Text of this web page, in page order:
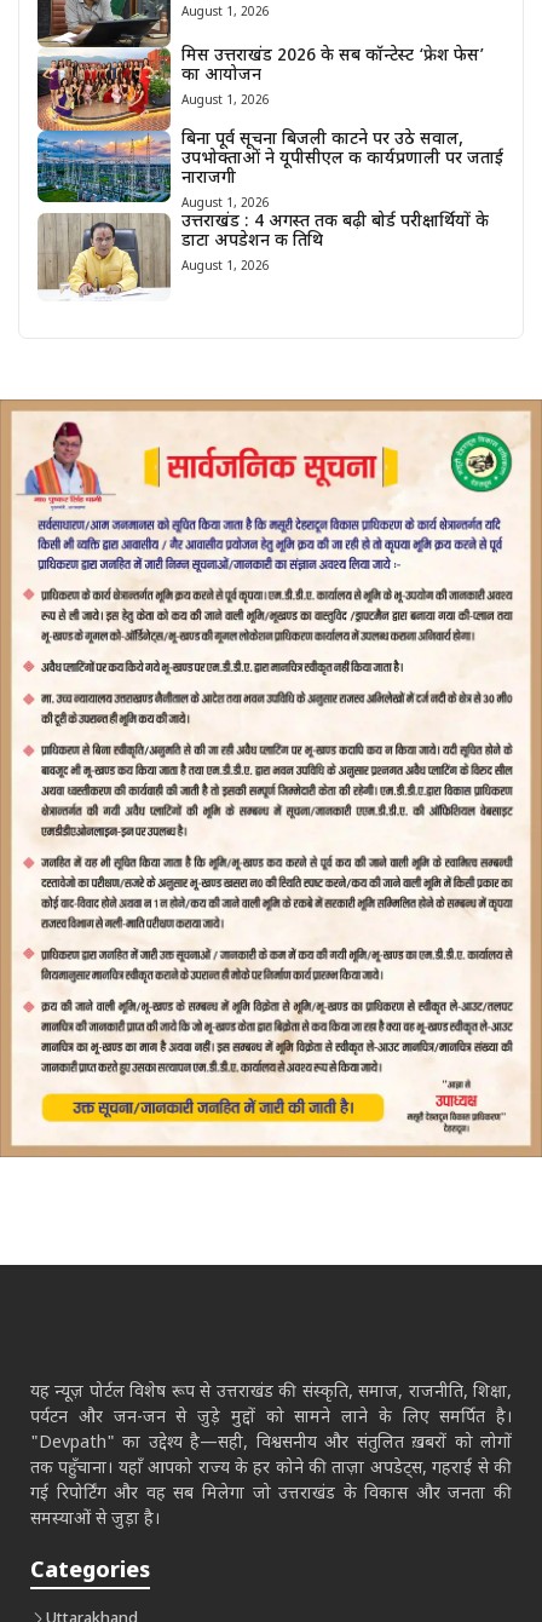
August 1, 2026
मिस उत्तराखंड 2026 के सब कॉन्टेस्ट ‘फ्रेश फेस’
का आयोजन
August 1, 2026
बिना पूर्व सूचना बिजली काटने पर उठे सवाल,
उपभोक्ताओं ने यूपीसीएल की कार्यप्रणाली पर जताई
नाराजगी
August 1, 2026
उत्तराखंड : 4 अगस्त तक बढ़ी बोर्ड परीक्षार्थियों के
डाटा अपडेशन की तिथि
August 1, 2026
यह न्यूज़ पोर्टल विशेष रूप से उत्तराखंड की संस्कृति, समाज, राजनीति, शिक्षा,
पर्यटन और जन-जन से जुड़े मुद्दों को सामने लाने के लिए समर्पित है।
"Devpath" का उद्देश्य है—सही, विश्वसनीय और संतुलित ख़बरों को लोगों
तक पहुँचाना। यहाँ आपको राज्य के हर कोने की ताज़ा अपडेट्स, गहराई से की
गई रिपोर्टिंग और वह सब मिलेगा जो उत्तराखंड के विकास और जनता की
समस्याओं से जुड़ा है।
Categories